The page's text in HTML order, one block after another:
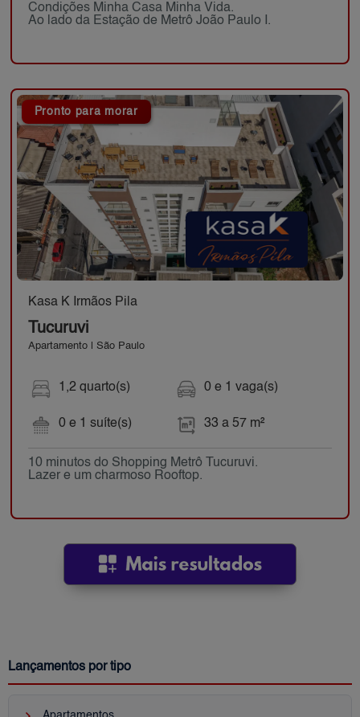
Condições Minha Casa Minha Vida.
Ao lado da Estação de Metrô João Paulo I.
Pronto para morar
Kasa K Irmãos Pila
Tucuruvi
Apartamento | São Paulo
1,2 quarto(s)
0 e 1 suíte(s)
0 e 1 vaga(s)
33 a 57 m²
10 minutos do Shopping Metrô Tucuruvi.
Lazer e um charmoso Rooftop.
Lançamentos por tipo